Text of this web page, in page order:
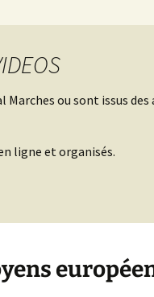
ou sont issus des
ligne et organisés.